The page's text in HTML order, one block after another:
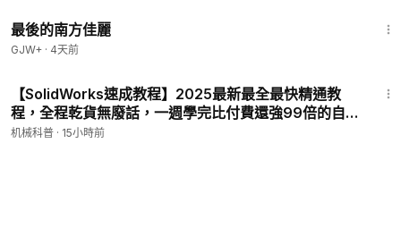
最後的南方佳麗
GJW+ · 4天前
【SolidWorks速成教程】2025最新最全最快精通教
程，全程乾貨無廢話，一週學完比付費還強99倍的自學
SW全套教程！少走99%的彎路！全網獨家！ P7 -
机械科普 · 15小時前